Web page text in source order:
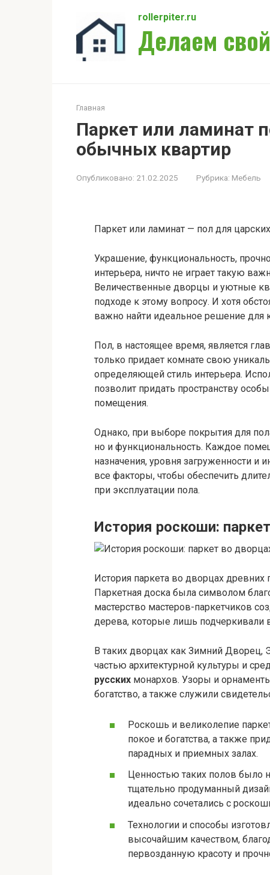
rollerpiter.ru
Делаем
Главная
Паркет или ламинат
обычных квартир
Опубликовано: 21.02.2025 Рубрика: Мебель
Паркет или ламинат — пол для
Украшение, функциональность,
интерьера, ничто не играет такую
Величественные дворцы и уютные
подходе к этому вопросу. И хотя
важно найти идеальное решение для
Пол, в настоящее время, является
только придает комнате свою
определяющей стиль интерьера.
позволит придать пространству
помещения.
Однако, при выборе покрытия для
но и функциональность. Каждое
назначения, уровня загруженности и
все факторы, чтобы обеспечить
при эксплуатации пола.
История роскоши:
История паркета во дворцах древних
Паркетная доска была символом
мастерство мастеров-паркетчиков
дерева, которые лишь подчеркивали
В таких дворцах как Зимний Дворец,
частью архитектурной культуры и
русских монархов. Узоры и
богатство, а также служили
Роскошь и великолепие
покое и богатства, а также
парадных и приемных залах.
Ценностью таких полов было
тщательно продуманный
идеально сочетались с
Технологии и способы
высочайшим качеством,
первозданную красоту и